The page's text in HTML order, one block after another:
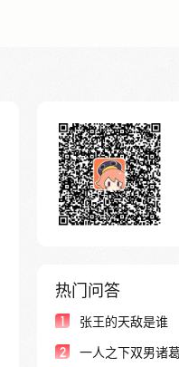
热门问答
1 张王的天敌是谁
2 一人之下双男诸